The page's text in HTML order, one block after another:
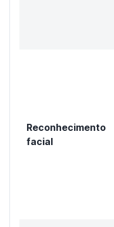
Reconhecimento
facial